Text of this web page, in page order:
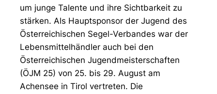
um junge Talente und ihre Sichtbarkeit zu
stärken. Als Hauptsponsor der Jugend des
Österreichischen Segel-Verbandes war der
Lebensmittelhändler auch bei den
Österreichischen Jugendmeisterschaften
(ÖJM 25) von 25. bis 29. August am
Achensee in Tirol vertreten. Die